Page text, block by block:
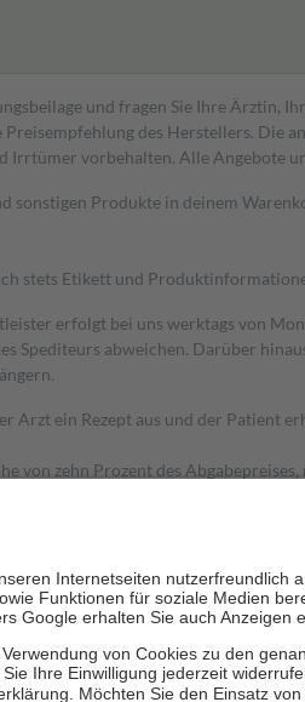
und fragen Sie Ihre
des Herstellers. Die
Irrtümer vorbehalten. Alle Angebote
sonstigen Produkte in deinem
stets Etikett und
erfolgt bei uns werktags von
Spediteurs abweichen. Darüber
Arzt ein Rezept aus und der Patient
von zehn Prozent des Abgabepreises,
Gesundheit zu stärken und die
Lebensjahr mit Ausnahme der
die von der GKV getragen werden